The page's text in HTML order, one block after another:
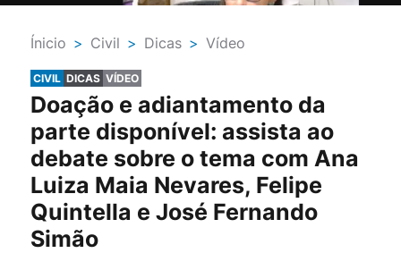
Ínicio > Civil > Dicas > Vídeo
CIVIL DICAS VÍDEO
Doação e adiantamento da
parte disponível: assista ao
debate sobre o tema com Ana
Luiza Maia Nevares, Felipe
Quintella e José Fernando
Simão